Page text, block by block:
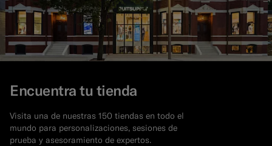
Encuentra tu tienda
Visita una de nuestras 150 tiendas en todo el
mundo para personalizaciones, sesiones de
prueba y asesoramiento de expertos.